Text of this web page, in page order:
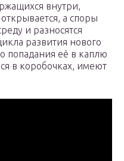
внутри,
а споры
и разносятся
развития нового
попадания её в каплю
в коробочках, имеют